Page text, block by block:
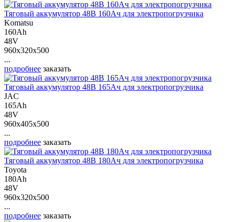
Тяговый аккумулятор 48В 160Ач для электропогрузчика
Komatsu
160Ah
48V
960x320x500
...
подробнее заказать
Тяговый аккумулятор 48В 165Ач для электропогрузчика
JAC
165Ah
48V
960x405x500
...
подробнее заказать
Тяговый аккумулятор 48В 180Ач для электропогрузчика
Toyota
180Ah
48V
960x320x500
...
подробнее заказать